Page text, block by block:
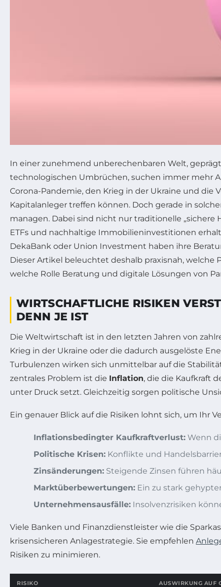
In einer zunehmend unberechenbaren Welt,
technologischen Umbrüchen, suchen immer mehr
Corona-Pandemie, den Krieg in der Ukraine und
Kapitalanleger treffen können. Doch gerade in
managen. Dabei sind nicht nur traditionelle
ETFs und nachhaltige Immobilieninvestitionen
DekaBank oder Union Investment haben ihre
Dieser Artikel beleuchtet deshalb praxisnah,
welche Rolle Beratung und digitale Lösungen von
WIRTSCHAFTLICHE RISIKEN
DENN JE IST
Die Weltwirtschaft ist in den letzten Jahren von
Krieg in der Ukraine oder die dadurch ausgelöste
Turbulenzen wirken sich unmittelbar auf die
zentrales Problem ist die Inflation, die die Kaufkraft
unter Druck setzt. Gleichzeitig sorgen politische
Ein genauer Blick auf die Risiken lohnt sich, um Ihr
Inflationsbedingter Kaufkraftverlust: Wenn
Politische Krisen: Konflikte und
Zinsänderungen: Steigende Zinsen führen
Marktüberbewertungen: Ein zu stark
Unternehmensausfälle: Insolvenzrisiken
Viele Banken und Finanzdienstleister wie die
krisensicheren Anlagestrategie. Sie empfehlen
Risiken zu minimieren.
RISIKO AUSWIRKUNG AUF